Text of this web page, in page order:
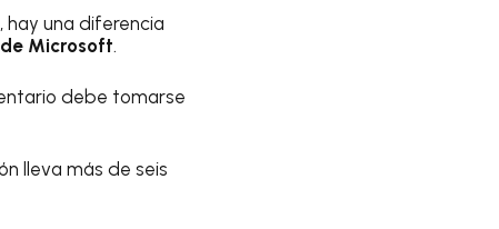
hay una diferencia
Microsoft.
debe tomarse
lleva más de seis